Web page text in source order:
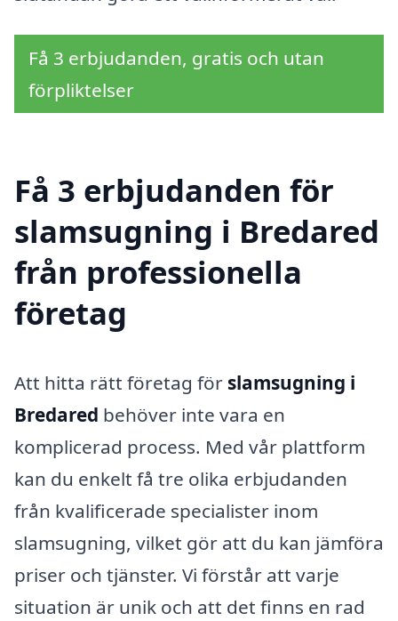
Få 3 erbjudanden, gratis och utan
förpliktelser
Få 3 erbjudanden för
slamsugning i Bredared
från professionella
företag
Att hitta rätt företag för slamsugning i
Bredared behöver inte vara en
komplicerad process. Med vår plattform
kan du enkelt få tre olika erbjudanden
från kvalificerade specialister inom
slamsugning, vilket gör att du kan jämföra
priser och tjänster. Vi förstår att varje
situation är unik och att det finns en rad